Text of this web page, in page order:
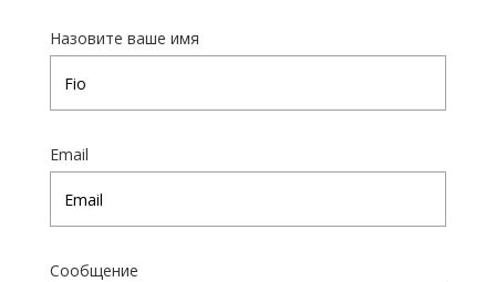
Назовите ваше имя
Email
Сообщение